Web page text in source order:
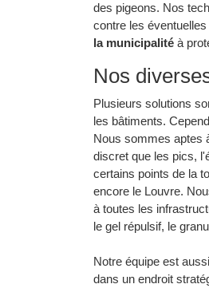
des pigeons. Nos
contre les
la municipalité à
Nos
Plusieurs solutions
les bâtiments.
Nous sommes aptes
discret que les pics,
certains points de la
encore le Louvre.
à toutes les
le gel répulsif, le
Notre équipe est
dans un endroit